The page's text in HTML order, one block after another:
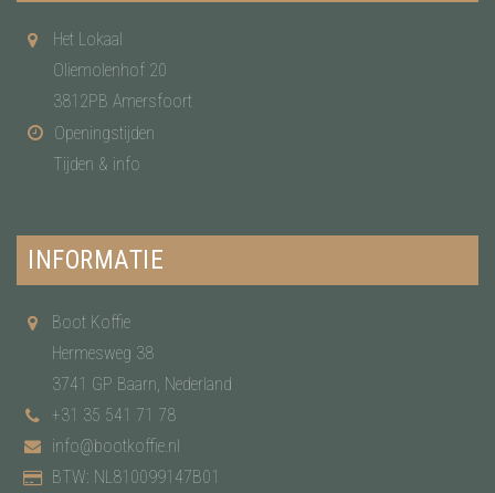
Het Lokaal
Oliemolenhof 20
3812PB Amersfoort
Openingstijden
Tijden & info
INFORMATIE
Boot Koffie
Hermesweg 38
3741 GP Baarn, Nederland
+31 35 541 71 78
info@bootkoffie.nl
BTW: NL810099147B01